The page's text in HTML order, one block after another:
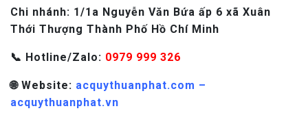
Chi nhánh: 1/1a Nguyễn Văn Bứa ấp 6 xã Xuân
Thới Thượng Thành Phố H ồ Chí Minh
📞 Hotline/Zalo: 0979 999 326
🌐 Website: acquythuanphat.com –
acquythuanphat.vn